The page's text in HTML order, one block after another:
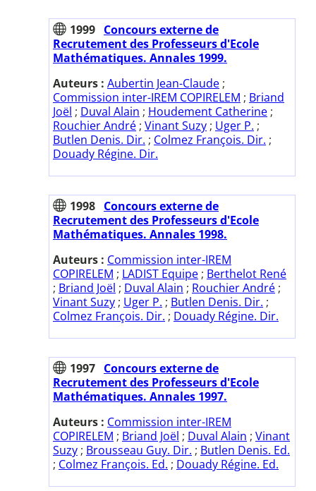
1999 Concours externe de
Recrutement des Professeurs d'Ecole
Mathématiques. Annales 1999.
Auteurs : Aubertin Jean-Claude ;
Commission inter-IREM COPIRELEM ; Briand
Joël ; Duval Alain ; Houdement Catherine ;
Rouchier André ; Vinant Suzy ; Uger P. ;
Butlen Denis. Dir. ; Colmez François. Dir. ;
Douady Régine. Dir.
1998 Concours externe de
Recrutement des Professeurs d'Ecole
Mathématiques. Annales 1998.
Auteurs : Commission inter-IREM
COPIRELEM ; LADIST Equipe ; Berthelot René
; Briand Joël ; Duval Alain ; Rouchier André ;
Vinant Suzy ; Uger P. ; Butlen Denis. Dir. ;
Colmez François. Dir. ; Douady Régine. Dir.
1997 Concours externe de
Recrutement des Professeurs d'Ecole
Mathématiques. Annales 1997.
Auteurs : Commission inter-IREM
COPIRELEM ; Briand Joël ; Duval Alain ; Vinant
Suzy ; Brousseau Guy. Dir. ; Butlen Denis. Ed.
; Colmez François. Ed. ; Douady Régine. Ed.